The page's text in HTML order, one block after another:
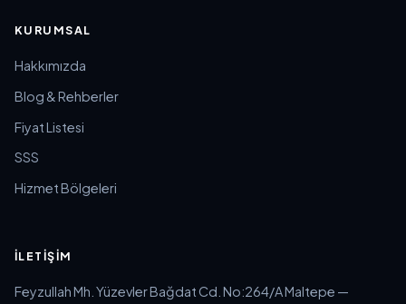
KURUMSAL
Hakkımızda
Blog & Rehberler
Fiyat Listesi
SSS
Hizmet Bölgeleri
İLETIŞIM
Feyzullah Mh. Yüzevler Bağdat Cd. No:264/A Maltepe —